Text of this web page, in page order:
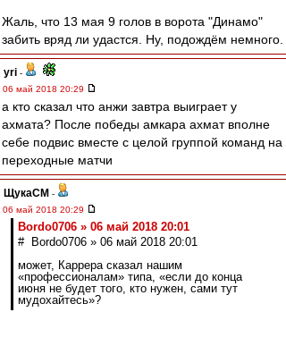
Жаль, что 13 мая 9 голов в ворота "Динамо"
забить вряд ли удастся. Ну, подождём немного.
yri -
06 май 2018 20:29
а кто сказал что анжи завтра выиграет у
ахмата? После победы амкара ахмат вполне
себе подвис вместе с целой группой команд на
переходные матчи
ЩукаСМ -
06 май 2018 20:29
Bordo0706 » 06 май 2018 20:01
# Bordo0706 » 06 май 2018 20:01
может, Каррера сказал нашим
«профессионалам» типа, «если до конца
июня не будет того, кто нужен, сами тут
мудохайтесь»?